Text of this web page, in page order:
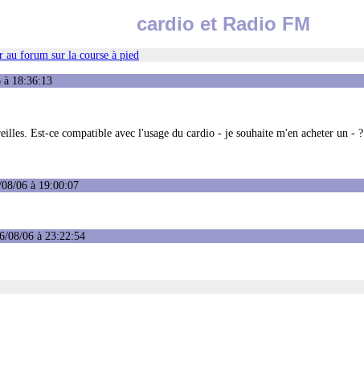
cardio et Radio FM
au forum sur la course à pied
18:36:13
Est-ce compatible avec l'usage du cardio - je souhaite m'en acheter un - ?
06 à 19:00:07
08/06 à 23:22:54